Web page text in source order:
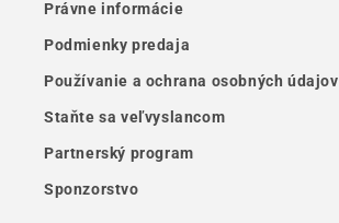
Právne informácie
Podmienky predaja
Používanie a ochrana osobných údajov
Staňte sa veľvyslancom
Partnerský program
Sponzorstvo